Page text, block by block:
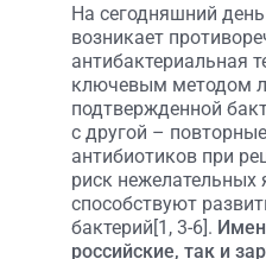
На сегодняшний
возникает
антибактериальная
ключевым методом
подтвержденной
с другой –
антибиотиков при
риск нежелательных
способствуют
бактерий[1, 3-6].
российские, так и